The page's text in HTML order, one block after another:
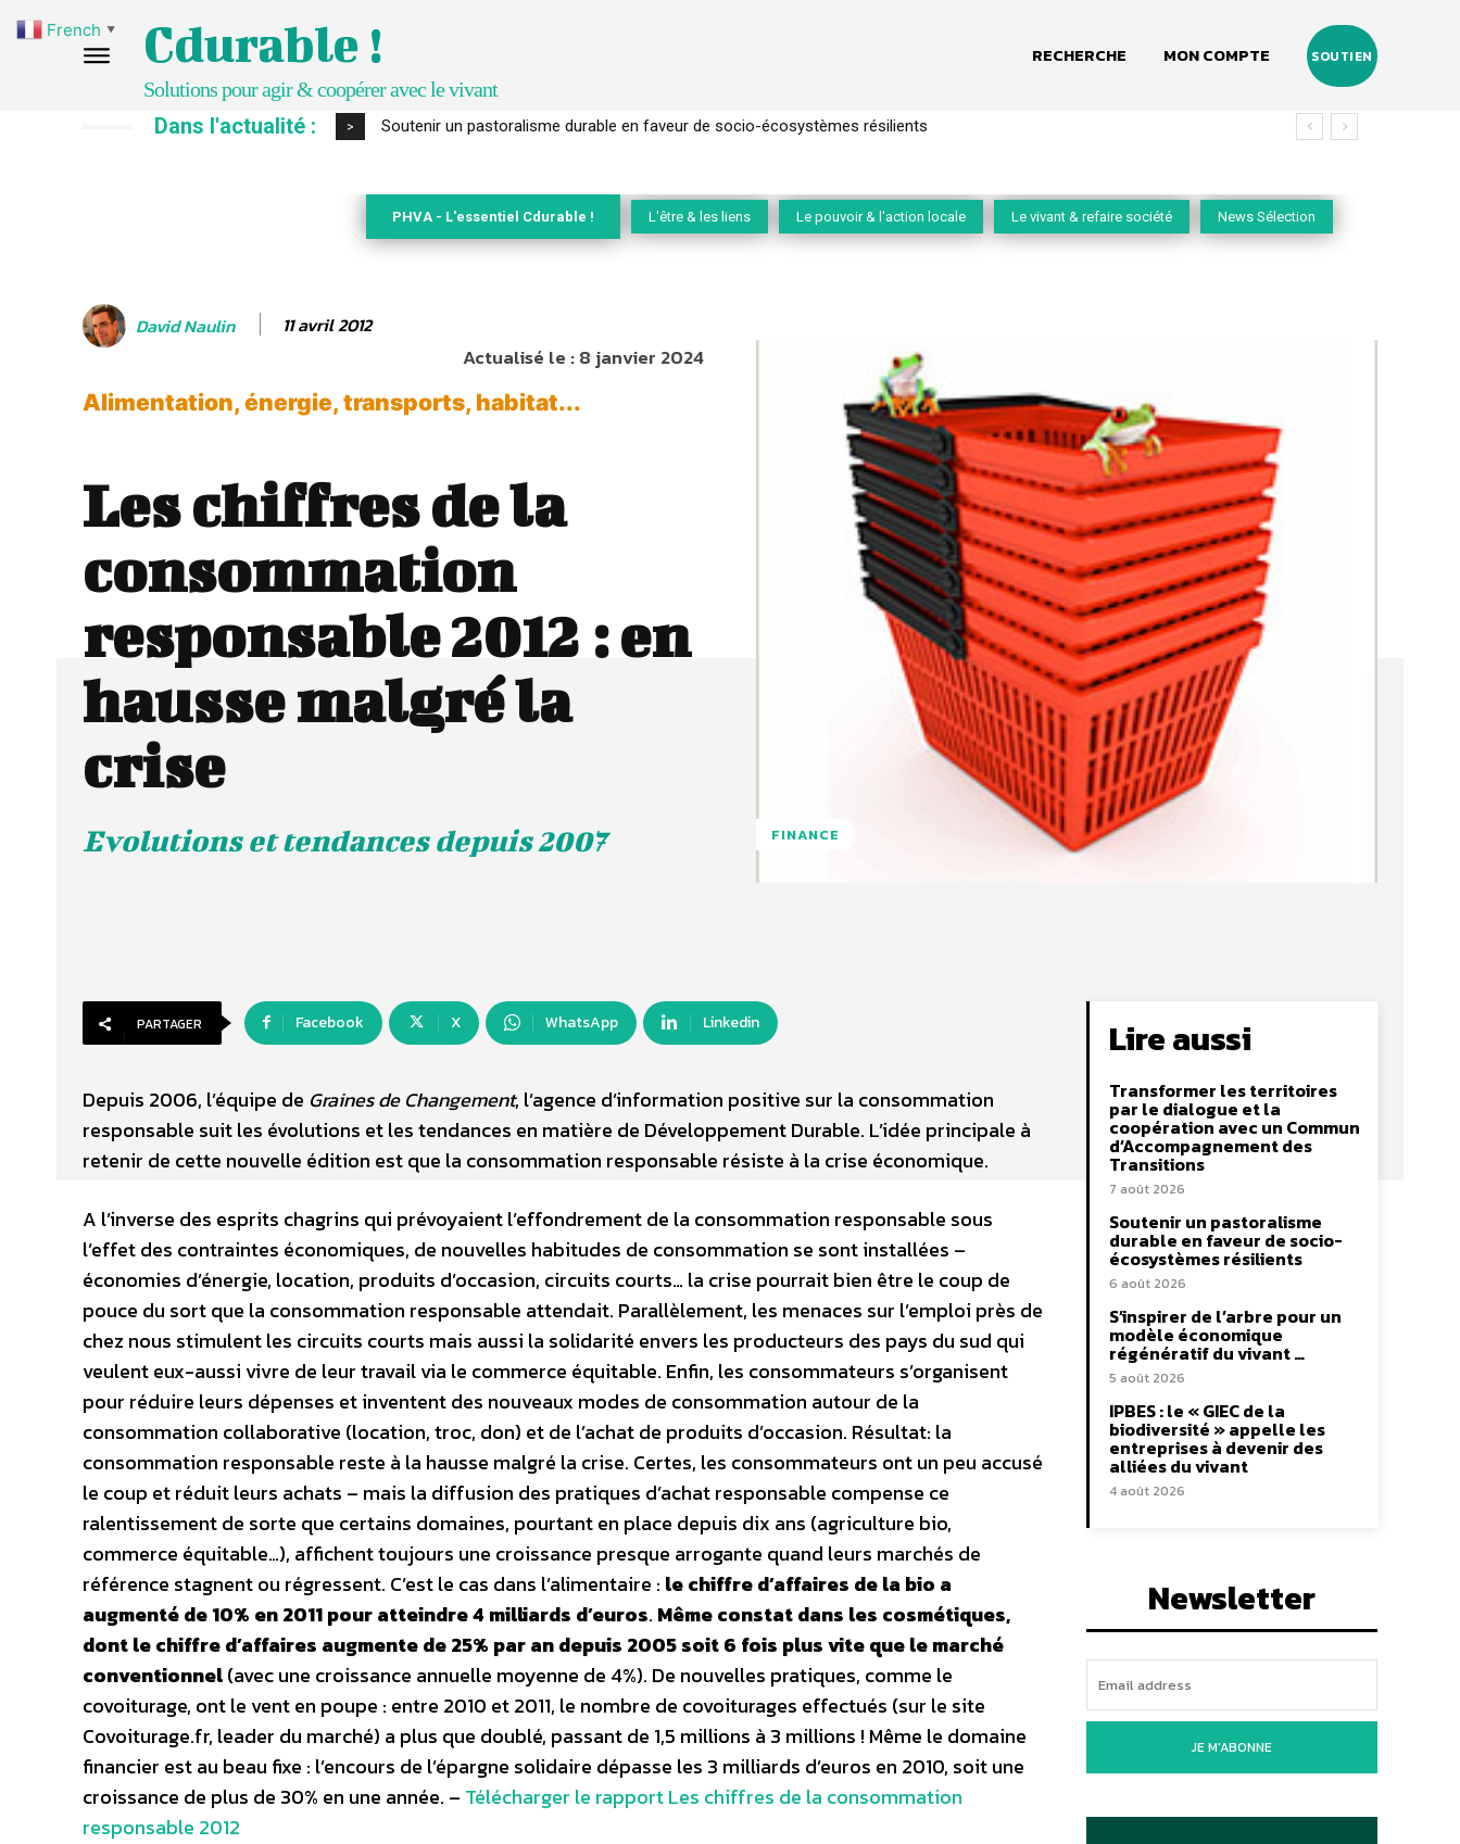
Cdurable !
Solutions pour agir & coopérer avec le vivant
RECHERCHE MON COMPTE SOUTIEN
Dans l'actualité : > S’inspirer de l’arbre pour un modèle économique régénératif du vivant …
PHVA - L'essentiel Cdurable ! L'être & les liens Le pouvoir & l'action locale Le vivant & refaire société News Sélection
David Naulin 11 avril 2012
Actualisé le :8 janvier 2024
Alimentation, énergie, transports, habitat...
Les chiffres de la
consommation
responsable 2012 : en
hausse malgré la
crise
Evolutions et tendances depuis 2007 FINANCE
PARTAGER Facebook X WhatsApp Linkedin
Depuis 2006, l’équipe de Graines de Changement, l’agence d’information positive sur la consommation
responsable suit les évolutions et les tendances en matière de Développement Durable. L’idée principale à
retenir de cette nouvelle édition est que la consommation responsable résiste à la crise économique.
A l’inverse des esprits chagrins qui prévoyaient l’effondrement de la consommation responsable sous
l’effet des contraintes économiques, de nouvelles habitudes de consommation se sont installées –
économies d’énergie, location, produits d’occasion, circuits courts… la crise pourrait bien être le coup de
pouce du sort que la consommation responsable attendait. Parallèlement, les menaces sur l’emploi près de
chez nous stimulent les circuits courts mais aussi la solidarité envers les producteurs des pays du sud qui
veulent eux-aussi vivre de leur travail via le commerce équitable. Enfin, les consommateurs s’organisent
pour réduire leurs dépenses et inventent des nouveaux modes de consommation autour de la
consommation collaborative (location, troc, don) et de l’achat de produits d’occasion. Résultat: la
consommation responsable reste à la hausse malgré la crise. Certes, les consommateurs ont un peu accusé
le coup et réduit leurs achats – mais la diffusion des pratiques d’achat responsable compense ce
ralentissement de sorte que certains domaines, pourtant en place depuis dix ans (agriculture bio,
commerce équitable…), affichent toujours une croissance presque arrogante quand leurs marchés de
référence stagnent ou régressent. C’est le cas dans l’alimentaire : le chiffre d’affaires de la bio a
augmenté de 10% en 2011 pour atteindre 4 milliards d’euros. Même constat dans les cosmétiques,
dont le chiffre d’affaires augmente de 25% par an depuis 2005 soit 6 fois plus vite que le marché
conventionnel(avec une croissance annuelle moyenne de 4%). De nouvelles pratiques, comme le
covoiturage, ont le vent en poupe : entre 2010 et 2011, le nombre de covoiturages effectués (sur le site
Covoiturage.fr, leader du marché) a plus que doublé, passant de 1,5 millions à 3 millions ! Même le domaine
financier est au beau fixe : l’encours de l’épargne solidaire dépasse les 3 milliards d’euros en 2010, soit une
croissance de plus de 30% en une année. – Télécharger le rapport Les chiffres de la consommation
responsable 2012
Lire aussi
Transformer les territoires
par le dialogue et la
coopération avec un Commun
d’Accompagnement des
Transitions
7 août 2026
Soutenir un pastoralisme
durable en faveur de socio-
écosystèmes résilients
6 août 2026
S’inspirer de l’arbre pour un
modèle économique
régénératif du vivant …
5 août 2026
IPBES : le « GIEC de la
biodiversité » appelle les
entreprises à devenir des
alliées du vivant
4 août 2026
Newsletter
JE M'ABONNE
French ▼